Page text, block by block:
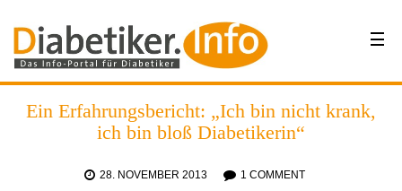
Ein Erfahrungsbericht: „Ich bin nicht krank,
ich bin bloß Diabetikerin“
28. NOVEMBER 2013 1 COMMENT